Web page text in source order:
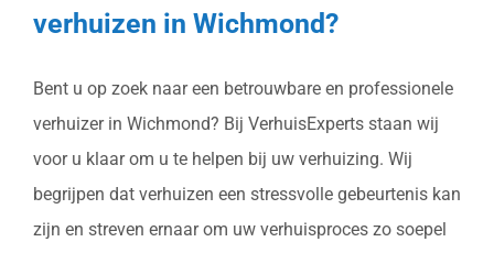
verhuizen in Wichmond?
Bent u op zoek naar een betrouwbare en professionele
verhuizer in Wichmond? Bij VerhuisExperts staan wij
voor u klaar om u te helpen bij uw verhuizing. Wij
begrijpen dat verhuizen een stressvolle gebeurtenis kan
zijn en streven ernaar om uw verhuisproces zo soepel